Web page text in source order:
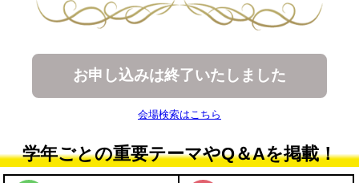
お申し込みは終了いたしました
会場検索はこちら
学年ごとの重要テーマやQ＆Aを掲載！